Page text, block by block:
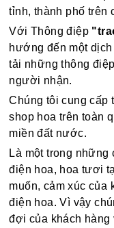
tỉnh, thành phố trên
Với Thông điệp
hướng đến một
tải những thông
người nhận.
Chúng tôi cung cấp
shop hoa trên toàn
miền đất nước.
Là một trong những
điện hoa, hoa tươi
muốn, cảm xúc của
điện hoa. Vì vậy
đợi của khách hàng